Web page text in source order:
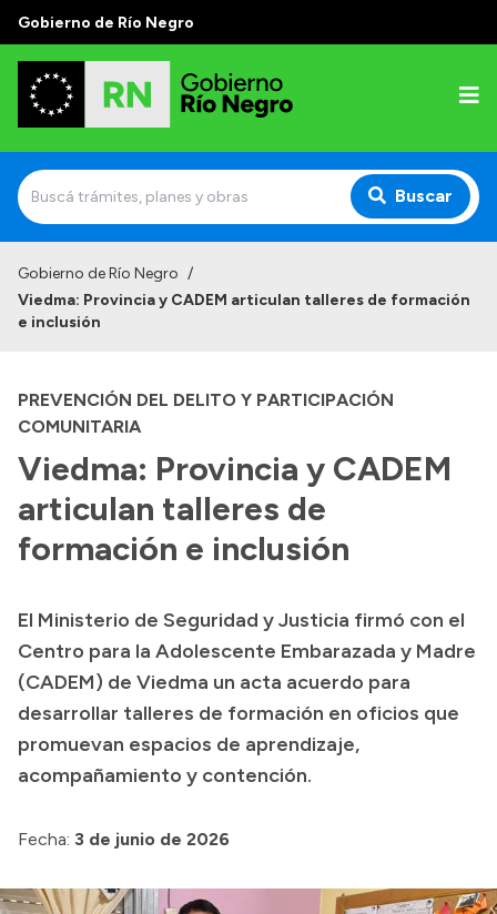
Gobierno de Río Negro
Buscar
Autoridades
Autoridades y Organismos
Discursos en la Legislatura
Casa de Gobierno
Geografía
Invertí en Río Negro
Transparencia
Boletín Oficial
Consulta de expedientes
Gobierno de Río Negro /
Viedma: Provincia y CADEM articulan talleres de formación
e inclusión
PREVENCIÓN DEL DELITO Y PARTICIPACIÓN
COMUNITARIA
Viedma: Provincia y CADEM
articulan talleres de
formación e inclusión
El Ministerio de Seguridad y Justicia firmó con el
Centro para la Adolescente Embarazada y Madre
(CADEM) de Viedma un acta acuerdo para
desarrollar talleres de formación en oficios que
promuevan espacios de aprendizaje,
acompañamiento y contención.
Fecha: 3 de junio de 2026